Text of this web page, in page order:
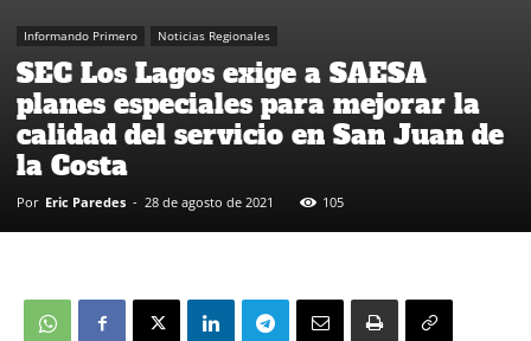
Informando Primero Noticias Regionales
SEC Los Lagos exige a SAESA
planes especiales para mejorar la
calidad del servicio en San Juan de
la Costa
Por Eric Paredes - 28 de agosto de 2021 105